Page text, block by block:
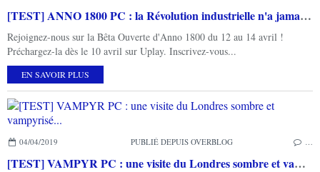
[TEST] ANNO 1800 PC : la Révolution industrielle n'a jamais été aussi belle
Rejoignez-nous sur la Bêta Ouverte d'Anno 1800 du 12 au 14 avril !
Préchargez-la dès le 10 avril sur Uplay. Inscrivez-vous...
EN SAVOIR PLUS
04/04/2019 PUBLIÉ DEPUIS OVERBLOG
[TEST] VAMPYR PC : une visite du Londres sombre et vampyrisé...